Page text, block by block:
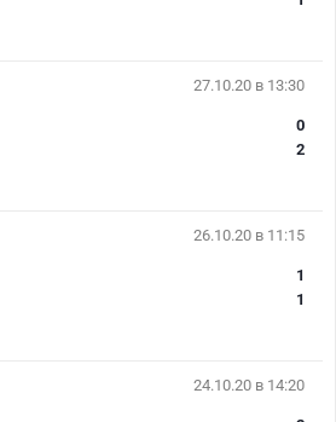
27.10.20 в 13:30
0
2
26.10.20 в 11:15
1
1
24.10.20 в 14:20